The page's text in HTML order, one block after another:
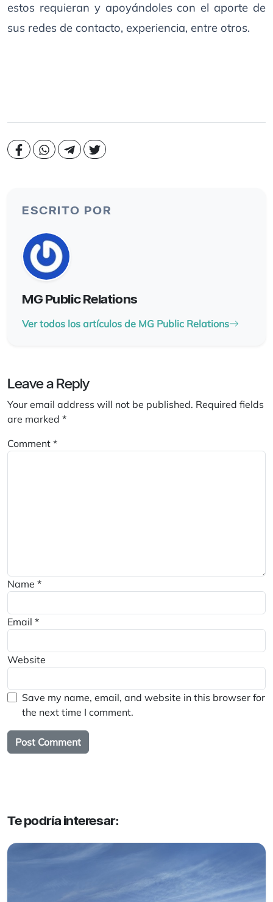
estos requieran y apoyándoles con el aporte de
sus redes de contacto, experiencia, entre otros.
ESCRITO POR
MG Public Relations
Ver todos los artículos de MG Public Relations
Leave a Reply
Your email address will not be published. Required fields
are marked *
Comment *
Name *
Email *
Website
Save my name, email, and website in this browser for
the next time I comment.
Te podría interesar: